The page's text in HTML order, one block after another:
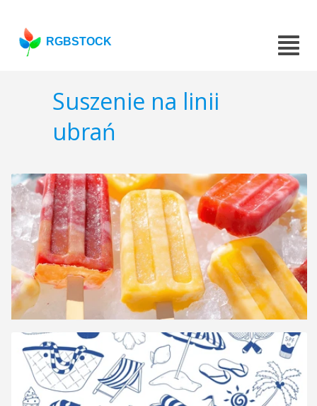
RGBSTOCK
Suszenie na linii
ubrań